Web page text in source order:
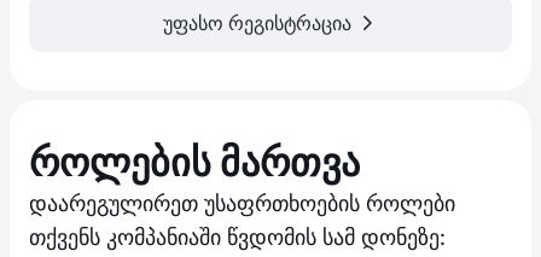
უფასო რეგისტრაცია
როლების მართვა
დაარეგულირეთ უსაფრთხოების როლები
თქვენს კომპანიაში წვდომის სამ დონეზე: